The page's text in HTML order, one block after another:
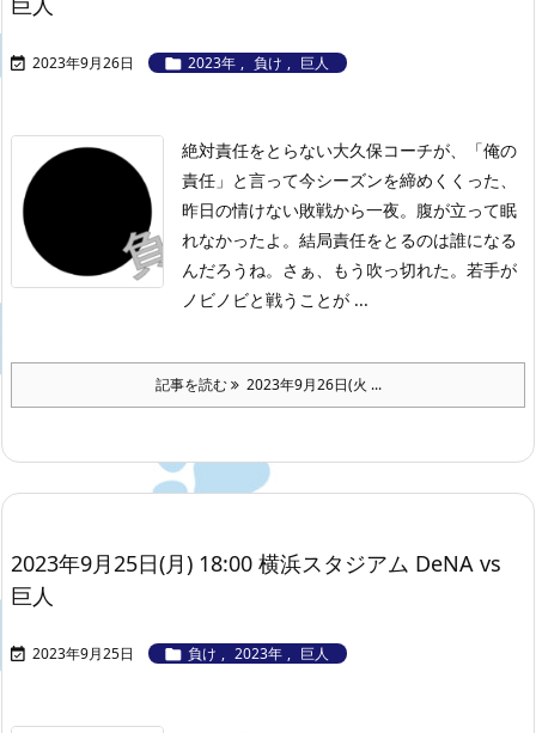
 2023年9月26日  2023年 , 負け , 巨人
絶対責任をとらない大久保コーチが、「俺の
責任」と言って今シーズンを締めくくった、
昨日の情けない敗戦から一夜。腹が立って眠
れなかったよ。結局責任をとるのは誰になる
んだろうね。 さぁ、もう吹っ切れた。若手が
ノビノビと戦うことが ...
記事を読む 2023年9月26日(火 ...
2023年9月25日(月) 18:00 横浜スタジアム DeNA vs
巨人
 2023年9月25日  負け , 2023年 , 巨人